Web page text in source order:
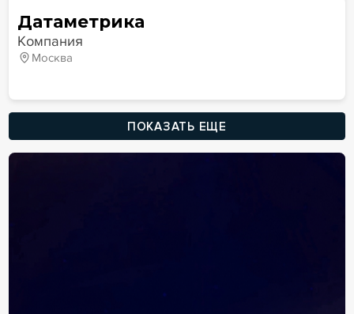
Датаметрика
Компания
Москва
ПОКАЗАТЬ ЕЩЕ